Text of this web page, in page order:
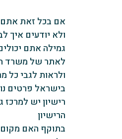
‏אם בכל זאת
ולא יודעים איך
גמילה אתם
לאתר של משרד
ולראות לגבי כל
בישראל פרטים
רישיון יש למרכז
הרישיון
בתוקף האם